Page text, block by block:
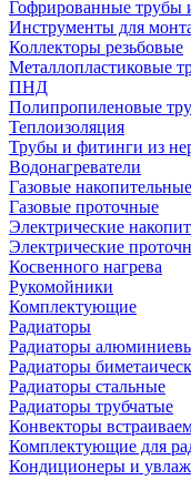
Гофрированные трубы
Инструменты для
Коллекторы резьбовые
Металлопластиковые
ПНД
Полипропиленовые
Теплоизоляция
Трубы и фитинги из
Водонагреватели
Газовые накопительные
Газовые проточные
Электрические
Электрические
Косвенного нагрева
Рукомойники
Комплектующие
Радиаторы
Радиаторы
Радиаторы
Радиаторы стальные
Радиаторы трубчатые
Конвекторы
Комплектующие для
Кондиционеры и